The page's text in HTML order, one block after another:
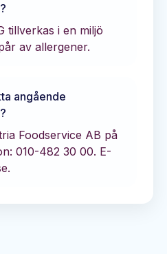
?
tillverkas i en miljö
av allergener.
angående
?
Foodservice AB på
010-482 30 00. E-